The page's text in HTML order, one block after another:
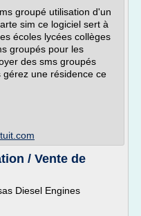
groupé utilisation d'un
sim ce logiciel sert à
écoles lycées collèges
groupés pour les
des sms groupés
gérez une résidence ce
/ Vente de
Diesel Engines